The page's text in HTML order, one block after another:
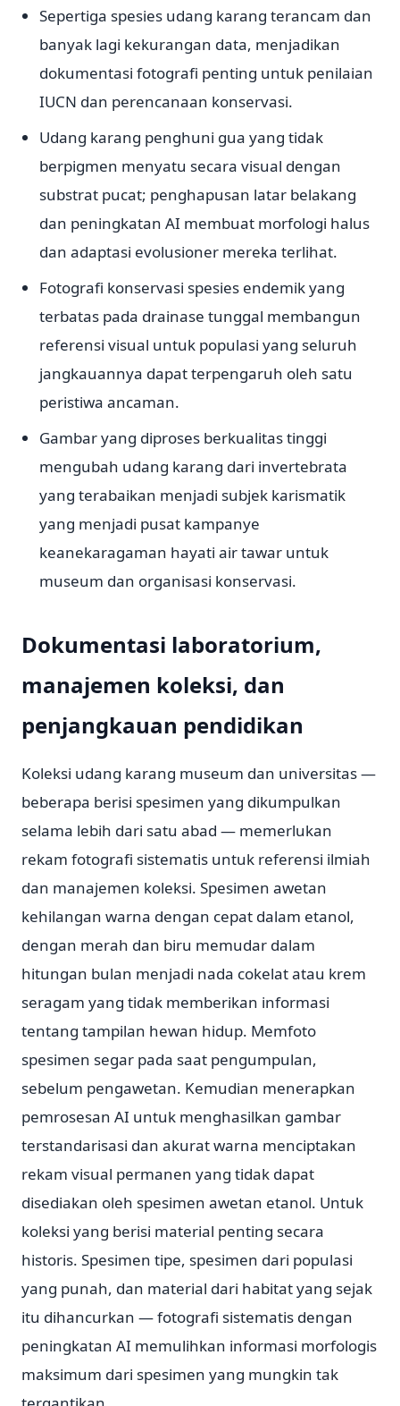
Sepertiga spesies udang karang terancam dan
banyak lagi kekurangan data, menjadikan
dokumentasi fotografi penting untuk penilaian
IUCN dan perencanaan konservasi.
Udang karang penghuni gua yang tidak
berpigmen menyatu secara visual dengan
substrat pucat; penghapusan latar belakang
dan peningkatan AI membuat morfologi halus
dan adaptasi evolusioner mereka terlihat.
Fotografi konservasi spesies endemik yang
terbatas pada drainase tunggal membangun
referensi visual untuk populasi yang seluruh
jangkauannya dapat terpengaruh oleh satu
peristiwa ancaman.
Gambar yang diproses berkualitas tinggi
mengubah udang karang dari invertebrata
yang terabaikan menjadi subjek karismatik
yang menjadi pusat kampanye
keanekaragaman hayati air tawar untuk
museum dan organisasi konservasi.
Dokumentasi laboratorium,
manajemen koleksi, dan
penjangkauan pendidikan
Koleksi udang karang museum dan universitas —
beberapa berisi spesimen yang dikumpulkan
selama lebih dari satu abad — memerlukan
rekam fotografi sistematis untuk referensi ilmiah
dan manajemen koleksi. Spesimen awetan
kehilangan warna dengan cepat dalam etanol,
dengan merah dan biru memudar dalam
hitungan bulan menjadi nada cokelat atau krem
seragam yang tidak memberikan informasi
tentang tampilan hewan hidup. Memfoto
spesimen segar pada saat pengumpulan,
sebelum pengawetan. Kemudian menerapkan
pemrosesan AI untuk menghasilkan gambar
terstandarisasi dan akurat warna menciptakan
rekam visual permanen yang tidak dapat
disediakan oleh spesimen awetan etanol. Untuk
koleksi yang berisi material penting secara
historis. Spesimen tipe, spesimen dari populasi
yang punah, dan material dari habitat yang sejak
itu dihancurkan — fotografi sistematis dengan
peningkatan AI memulihkan informasi morfologis
maksimum dari spesimen yang mungkin tak